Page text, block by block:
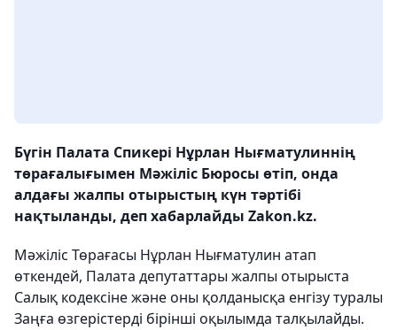
Бүгін Палата Спикері Нұрлан Нығматулиннің
төрағалығымен Мәжіліс Бюросы өтіп, онда
алдағы жалпы отырыстың күн тәртібі
нақтыланды, деп хабарлайды Zakon.kz.
Мәжіліс Төрағасы Нұрлан Нығматулин атап
өткендей, Палата депутаттары жалпы отырыста
Салық кодексіне және оны қолданысқа енгізу туралы
Заңға өзгерістерді бірінші оқылымда талқылайды.